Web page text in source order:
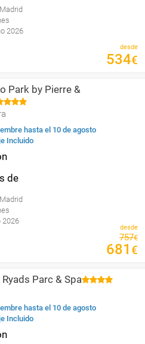
2026
desde
534€
Park by Pierre &
hasta el 10 de agosto
Incluido
2026
desde
757€
681 €
Parc & Spa
hasta el 10 de agosto
Incluido